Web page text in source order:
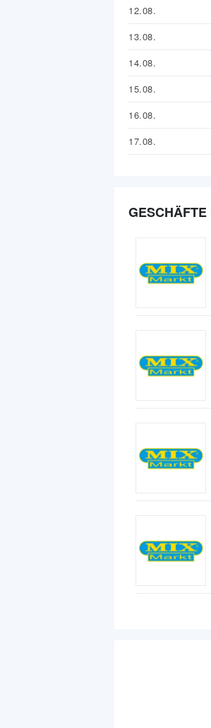
12.08.
13.08.
14.08.
15.08.
16.08.
17.08.